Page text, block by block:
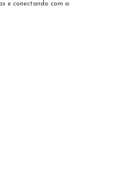
e conectando com a